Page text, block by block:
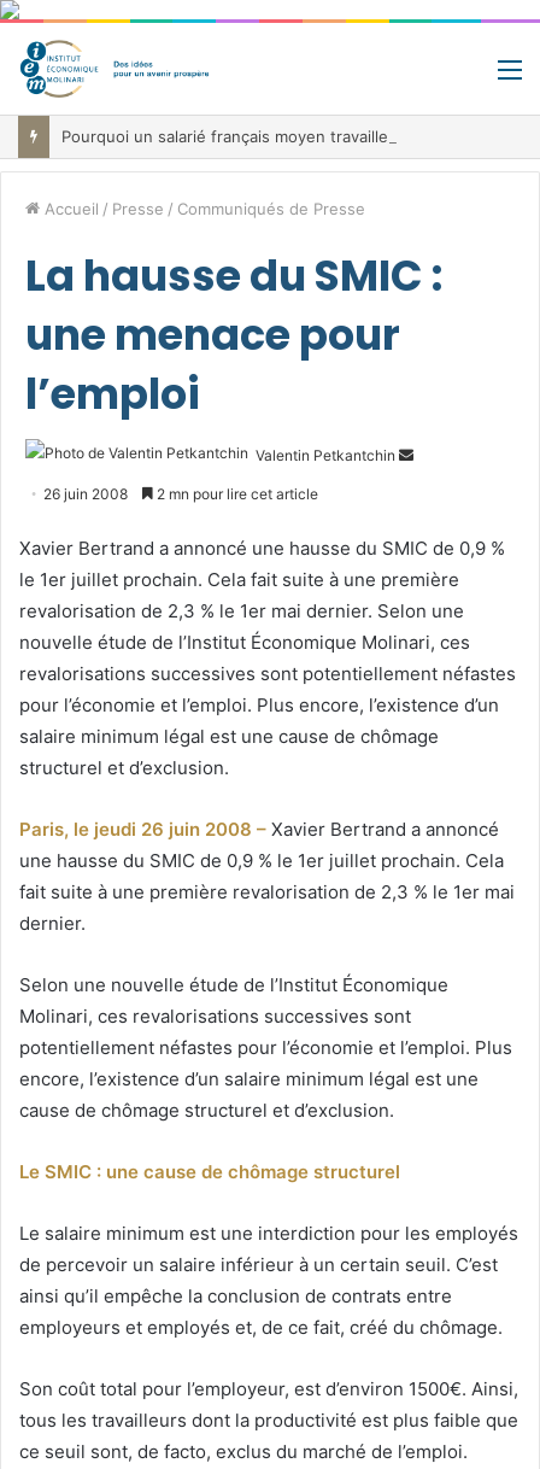
Accueil / Presse / Communiqués de Presse
La hausse du SMIC :
une menace pour
l’emploi
Valentin Petkantchin
Envoyer
26 juin 2008 2 mn pour lire cet article
Xavier Bertrand a annoncé une hausse du SMIC de 0,9 %
le 1er juillet prochain. Cela fait suite à une première
revalorisation de 2,3 % le 1er mai dernier. Selon une
nouvelle étude de l’Institut Économique Molinari, ces
revalorisations successives sont potentiellement néfastes
pour l’économie et l’emploi. Plus encore, l’existence d’un
salaire minimum légal est une cause de chômage
structurel et d’exclusion.
Paris, le jeudi 26 juin 2008 – Xavier Bertrand a annoncé
une hausse du SMIC de 0,9 % le 1er juillet prochain. Cela
fait suite à une première revalorisation de 2,3 % le 1er mai
dernier.
Selon une nouvelle étude de l’Institut Économique
Molinari, ces revalorisations successives sont
potentiellement néfastes pour l’économie et l’emploi. Plus
encore, l’existence d’un salaire minimum légal est une
cause de chômage structurel et d’exclusion.
Le SMIC : une cause de chômage structurel
Le salaire minimum est une interdiction pour les employés
de percevoir un salaire inférieur à un certain seuil. C’est
ainsi qu’il empêche la conclusion de contrats entre
employeurs et employés et, de ce fait, créé du chômage.
Son coût total pour l’employeur, est d’environ 1500€. Ainsi,
tous les travailleurs dont la productivité est plus faible que
ce seuil sont, de facto, exclus du marché de l’emploi.